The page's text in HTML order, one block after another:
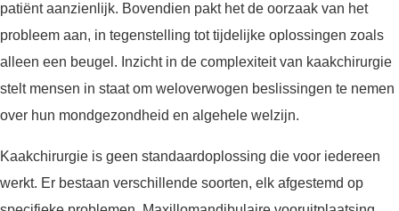
patiënt aanzienlijk. Bovendien pakt het de oorzaak van het
probleem aan, in tegenstelling tot tijdelijke oplossingen zoals
alleen een beugel. Inzicht in de complexiteit van kaakchirurgie
stelt mensen in staat om weloverwogen beslissingen te nemen
over hun mondgezondheid en algehele welzijn.
Kaakchirurgie is geen standaardoplossing die voor iedereen
werkt. Er bestaan verschillende soorten, elk afgestemd op